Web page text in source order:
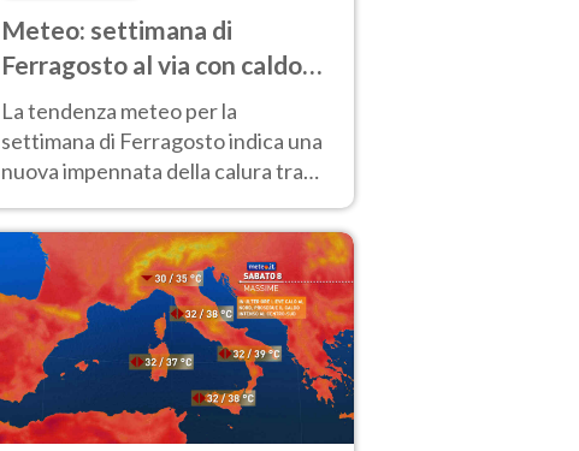
Meteo: settimana di
Ferragosto al via con caldo
intenso e qualche temporale
La tendenza meteo per la
settimana di Ferragosto indica una
nuova impennata della calura tra
anche al Nord.